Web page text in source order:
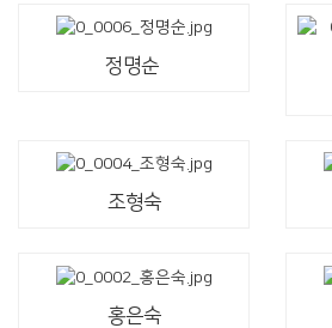
정명순
조형숙
홍은숙